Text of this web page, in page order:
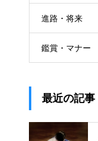
進路・将来
鑑賞・マナー
最近の記事